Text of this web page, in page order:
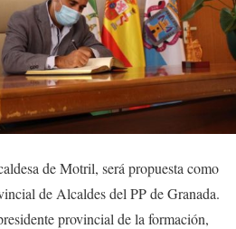
de Motril, será propuesta como
de Alcaldes del PP de Granada.
provincial de la formación,